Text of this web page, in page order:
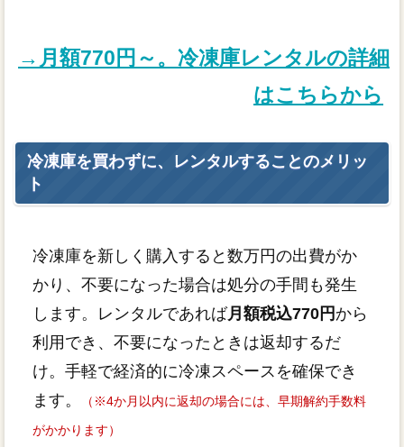
→月額770円～。冷凍庫レンタルの詳細
はこちらから
冷凍庫を買わずに、レンタルすることのメリッ
ト
冷凍庫を新しく購入すると数万円の出費がか
かり、不要になった場合は処分の手間も発生
します。レンタルであれば月額税込770円から
利用でき、不要になったときは返却するだ
け。手軽で経済的に冷凍スペースを確保でき
ます。
（※4か月以内に返却の場合には、早期解約手数料
がかかります）